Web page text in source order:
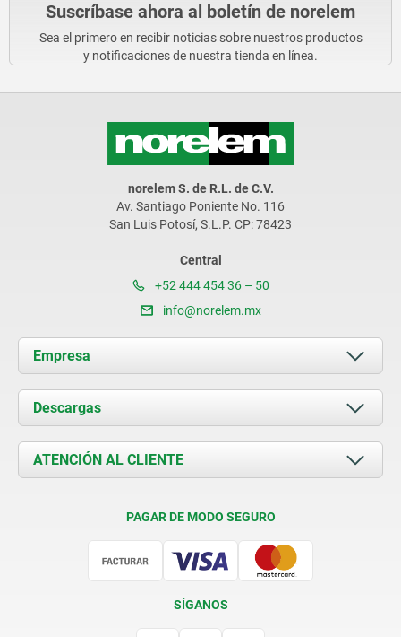
Suscríbase ahora al boletín de norelem
Sea el primero en recibir noticias sobre nuestros productos
y notificaciones de nuestra tienda en línea.
norelem S. de R.L. de C.V.
Av. Santiago Poniente No. 116
San Luis Potosí, S.L.P. CP: 78423
Central
+52 444 454 36 – 50
info@norelem.mx
Empresa
Acerca de nosotros
Novedades
Contacto
Descargas
Documents
ATENCIÓN AL CLIENTE
PAGAR DE MODO SEGURO
SÍGANOS